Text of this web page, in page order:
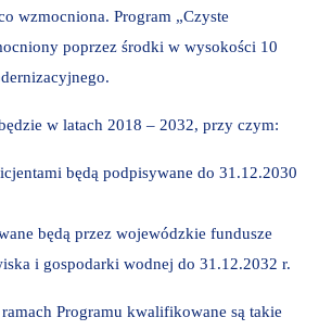
wzmocniona. Program „Czyste
poprzez środki w wysokości 10
w latach 2018 – 2032, przy czym:
będą podpisywane do 31.12.2030
będą przez wojewódzkie fundusze
i gospodarki wodnej do 31.12.2032 r.
Programu kwalifikowane są takie